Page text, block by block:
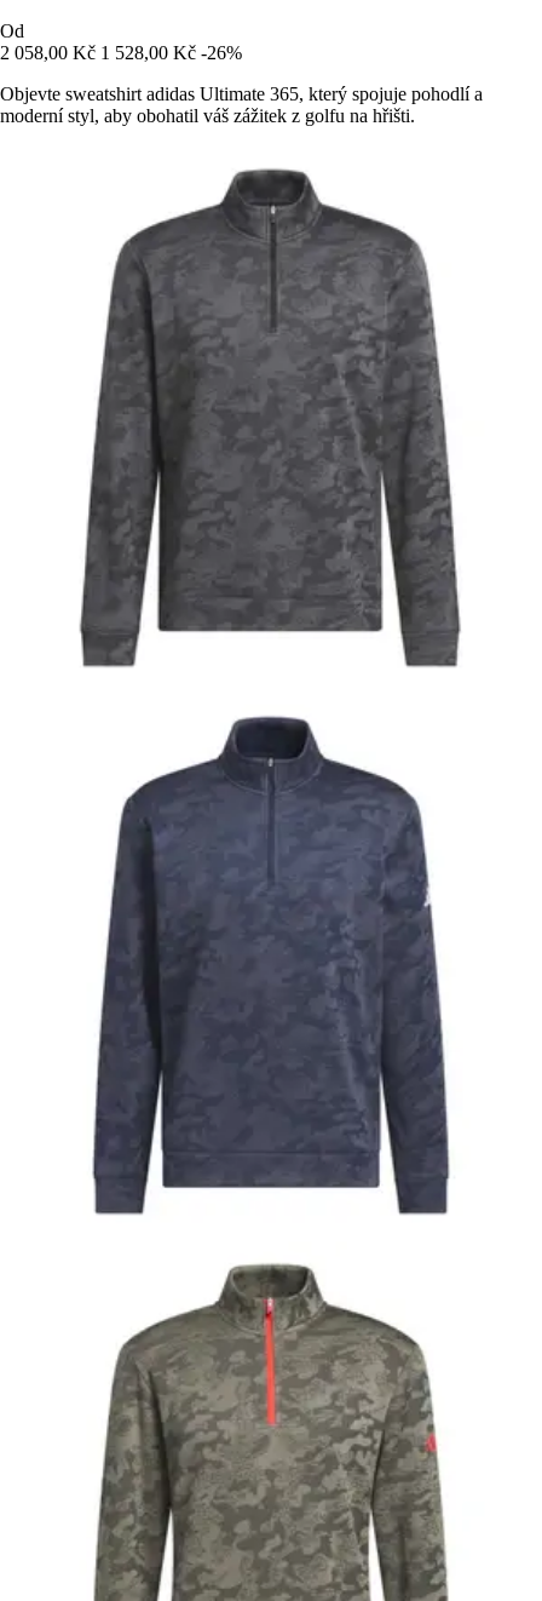
Od
2 058,00 Kč 1 528,00 Kč -26%
Objevte sweatshirt adidas Ultimate 365, který spojuje pohodlí a
moderní styl, aby obohatil váš zážitek z golfu na hřišti.